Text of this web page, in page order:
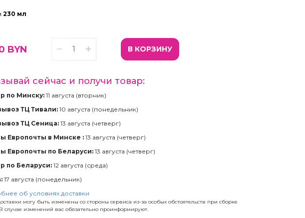
230 мл
BYN В КОРЗИНУ
сейчас и получи товар:
по Минску:11 августа (вторник)
ТЦ Тивали:10 августа (понедельник)
ТЦ Сеница: 13 августа (четверг)
Европочты в Минске : 13 августа (четверг)
Европочты по Беларуси: 13 августа (четверг)
по Беларуси: 12 августа (среда)
17 августа (понедельник)
об условиях доставки
могу быть изменены со стороны сервиса из-за особых обстоятельств при сборке
В случае изменений вас обязательно проинформируют.